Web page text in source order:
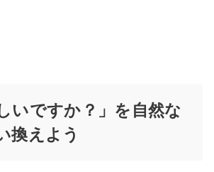
いですか？」を自然な
換えよう